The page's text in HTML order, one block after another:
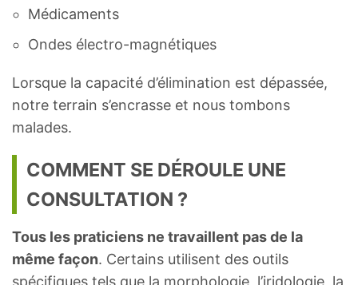
Médicaments
Ondes électro-magnétiques
Lorsque la capacité d’élimination est dépassée,
notre terrain s’encrasse et nous tombons
malades.
COMMENT SE DÉROULE UNE
CONSULTATION ?
Tous les praticiens ne travaillent pas de la
même façon. Certains utilisent des outils
spécifiques tels que la morphologie, l’iridologie, la